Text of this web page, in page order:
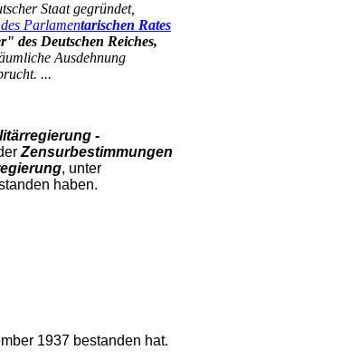
Staat gegründet,
Parlamentarischen Rates
des Deutschen Reiches,
Ausdehnung
...
-
Zensurbestimmungen
, unter
haben.
1937 bestanden hat.